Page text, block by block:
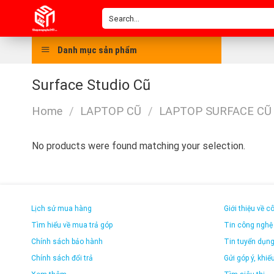
content
Search
for:
Danh mục sản phẩm
Surface Studio Cũ
Home / LAPTOP CŨ / LAPTOP SURFACE CŨ
No products were found matching your selection.
Lịch sử mua hàng
Tìm hiểu về mua trả góp
Chính sách bảo hành
Chính sách đổi trả
Giới thiệu về
Tin công nghệ
Tin tuyển dụng
Gửi góp ý,